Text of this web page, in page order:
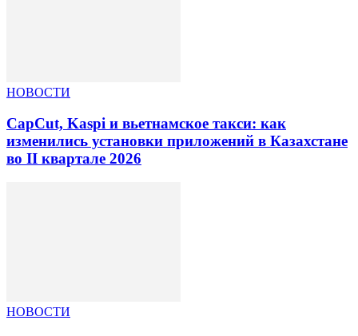
НОВОСТИ
CapCut, Kaspi и вьетнамское такси: как
изменились установки приложений в Казахстане
во II квартале 2026
НОВОСТИ